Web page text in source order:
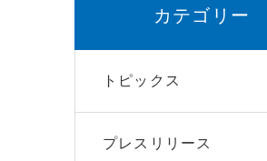
カテゴリー
トピックス
プレスリリース